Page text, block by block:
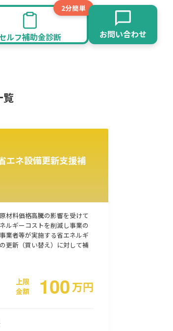
2分簡単
ルフ補助金診断 お問い合わせ
災害・被災者支援 コロナ関連
覧
エネ設備更新支援補
材料価格高騰の影響を受けて
ルギーコストを削減し事業の
業者等が実施する省エネルギ
更新（買い替え）に対して補
上限
金額
100万円